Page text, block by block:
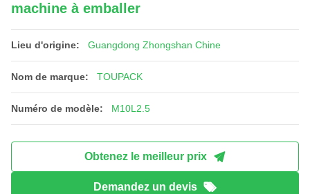
machine à emballer
Lieu d'origine: Guangdong Zhongshan Chine
Nom de marque: TOUPACK
Numéro de modèle: M10L2.5
Obtenez le meilleur prix
Demandez un devis